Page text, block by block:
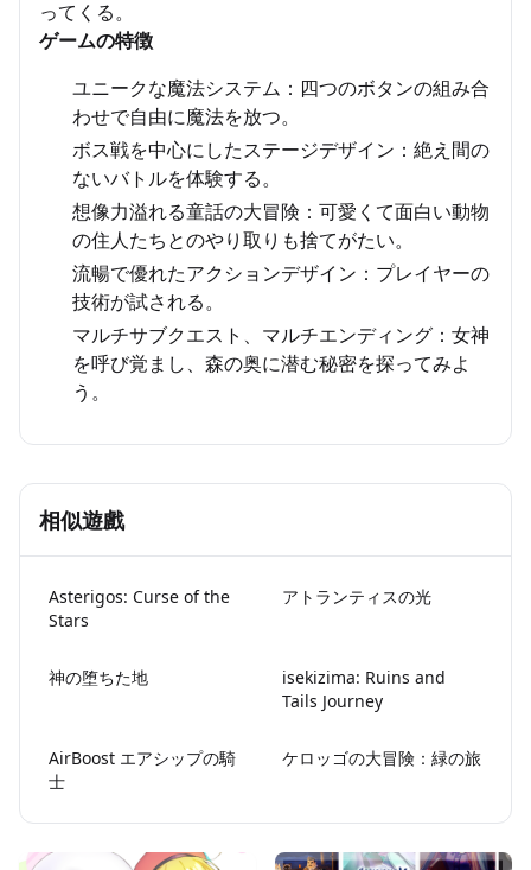
ってくる。
ゲームの特徴
ユニークな魔法システム：四つのボタンの組み合
わせで自由に魔法を放つ。
ボス戦を中心にしたステージデザイン：絶え間の
ないバトルを体験する。
想像力溢れる童話の大冒険：可愛くて面白い動物
の住人たちとのやり取りも捨てがたい。
流暢で優れたアクションデザイン：プレイヤーの
技術が試される。
マルチサブクエスト、マルチエンディング：女神
を呼び覚まし、森の奥に潜む秘密を探ってみよ
う。
相似遊戲
Asterigos: Curse of the
Stars
アトランティスの光
神の堕ちた地
isekizima: Ruins and
Tails Journey
AirBoost エアシップの騎
士
ケロッゴの大冒険：緑の旅